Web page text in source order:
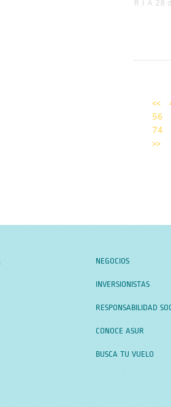
R I A 28
<<
56
74
>>
NEGOCIOS
INVERSIONISTAS
RESPONSABILIDAD
CONOCE ASUR
BUSCA TU VUELO